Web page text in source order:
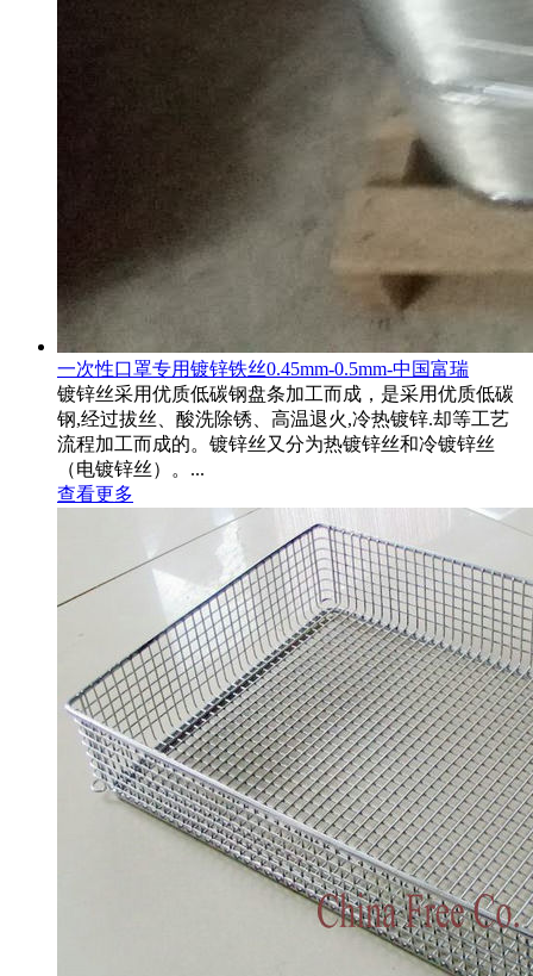
一次性口罩专用镀锌铁丝0.45mm-0.5mm-中国富瑞
镀锌丝采用优质低碳钢盘条加工而成，是采用优质低碳
钢,经过拔丝、酸洗除锈、高温退火,冷热镀锌.却等工艺
流程加工而成的。镀锌丝又分为热镀锌丝和冷镀锌丝
（电镀锌丝）。...
查看更多